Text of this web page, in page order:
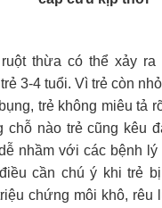
ruột thừa có thể xảy
3-4 tuổi. Vì trẻ còn
trẻ không miêu tả
chỗ nào trẻ cũng kêu
nhầm với các bệnh lý
cần chú ý khi trẻ
chứng môi khô, rêu